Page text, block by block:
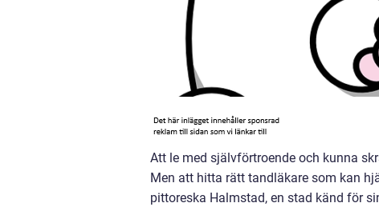
Att le med självförtroende och kunna
Men att hitta rätt tandläkare som kan
pittoreska Halmstad, en stad känd för